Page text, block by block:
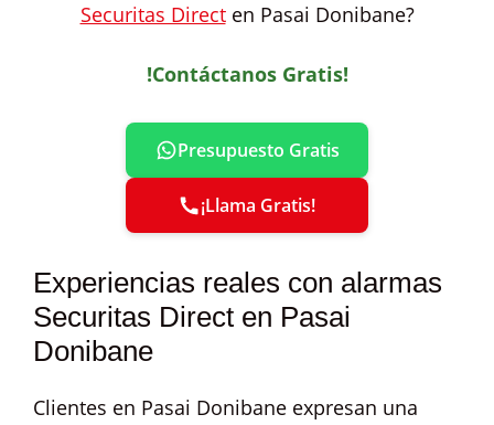
Securitas Directen Pasai Donibane?
!Contáctanos Gratis!
Presupuesto Gratis
¡Llama Gratis!
Experiencias reales con alarmas
Securitas Direct en Pasai
Donibane
Clientes en Pasai Donibane expresan una